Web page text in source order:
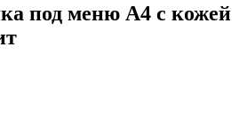
под меню A4 с кожей